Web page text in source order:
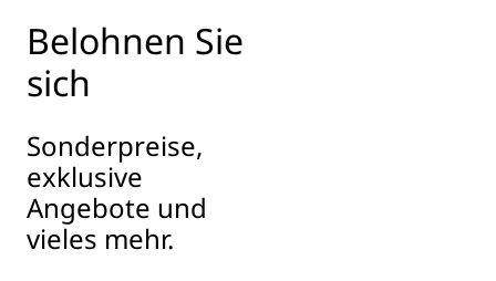
Belohnen Sie
sich
Sonderpreise,
exklusive
Angebote und
vieles mehr.